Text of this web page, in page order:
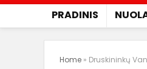
PRADINIS
Home » Druskininkų